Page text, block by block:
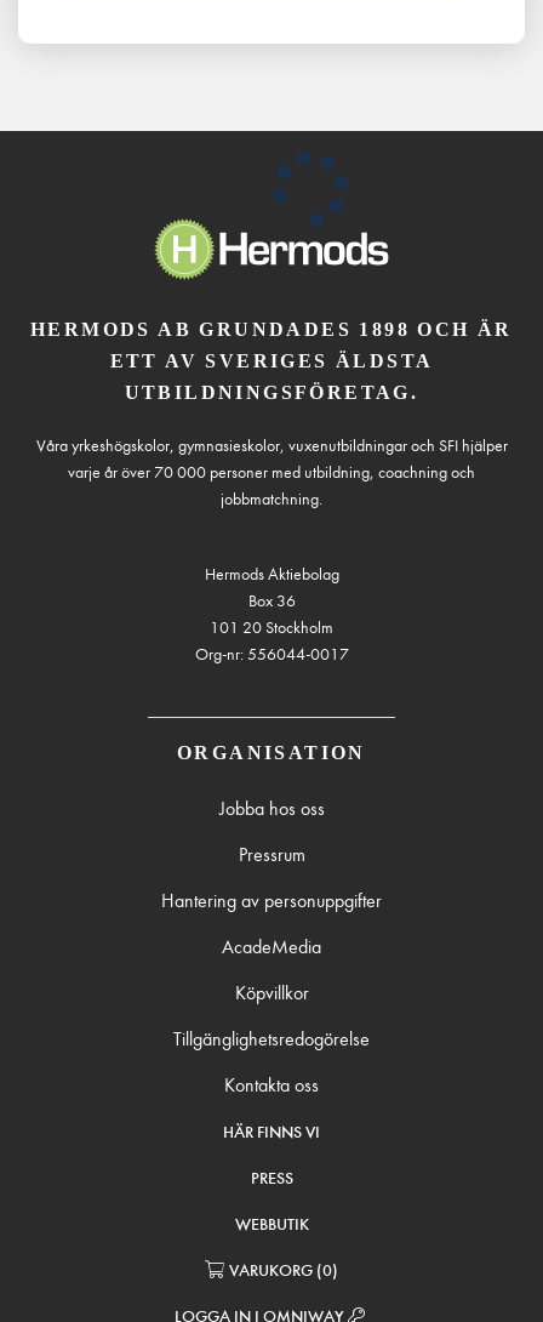
HERMODS AB GRUNDADES 1898 OCH ÄR
ETT AV SVERIGES ÄLDSTA
UTBILDNINGSFÖRETAG.
Våra yrkeshögskolor, gymnasieskolor, vuxenutbildningar och SFI hjälper
varje år över 70 000 personer med utbildning, coachning och
jobbmatchning.
Hermods Aktiebolag
Box 36
101 20 Stockholm
Org-nr: 556044-0017
ORGANISATION
Jobba hos oss
Pressrum
Hantering av personuppgifter
AcadeMedia
Köpvillkor
Tillgänglighetsredogörelse
Kontakta oss
HÄR FINNS VI
PRESS
WEBBUTIK
VARUKORG (0)
LOGGA IN I OMNIWAY